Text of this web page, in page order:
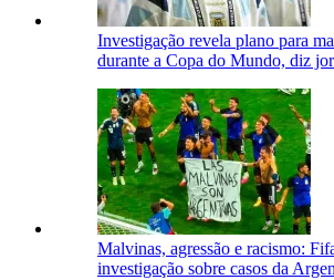
Investigação revela plano para
durante a Copa do Mundo, diz
Malvinas, agressão e racismo:
investigação sobre casos da